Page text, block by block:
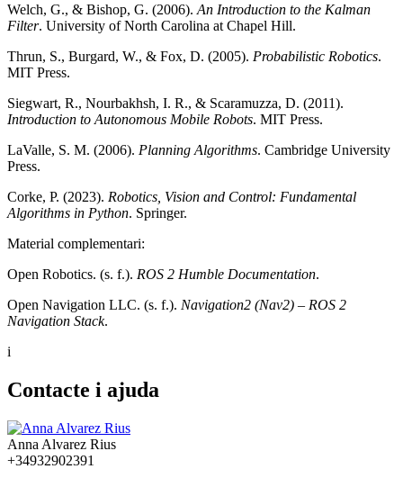
Welch, G., & Bishop, G. (2006). An Introduction to the Kalman
Filter. University of North Carolina at Chapel Hill.
Thrun, S., Burgard, W., & Fox, D. (2005). Probabilistic Robotics.
MIT Press.
Siegwart, R., Nourbakhsh, I. R., & Scaramuzza, D. (2011).
Introduction to Autonomous Mobile Robots. MIT Press.
LaValle, S. M. (2006). Planning Algorithms. Cambridge University
Press.
Corke, P. (2023). Robotics, Vision and Control: Fundamental
Algorithms in Python. Springer.
Material complementari:
Open Robotics. (s. f.). ROS 2 Humble Documentation.
Open Navigation LLC. (s. f.). Navigation2 (Nav2) – ROS 2
Navigation Stack.
i
Contacte i ajuda
Anna Alvarez Rius
+34932902391